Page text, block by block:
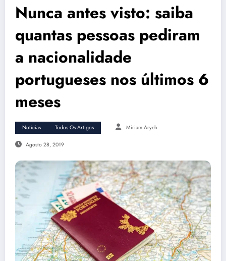
Nunca antes visto: saiba
quantas pessoas pediram
a nacionalidade
portugueses nos últimos 6
meses
Notícias Todos Os Artigos Miriam Aryeh
Agosto 28, 2019